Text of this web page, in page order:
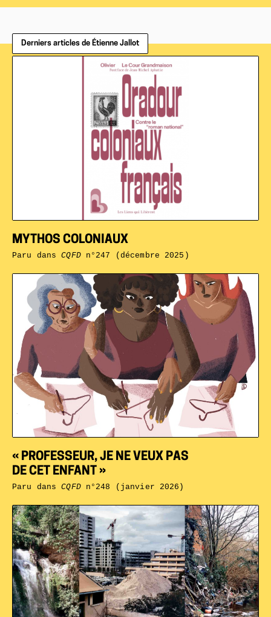
Derniers articles de Étienne Jallot
« PROFESSEUR, JE NE VEUX PAS
DE CET ENFANT »
Paru dansCQFDn°248 (janvier 2026)
MYTHOS COLONIAUX
Paru dansCQFDn°247 (décembre 2025)